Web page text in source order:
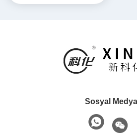
Renksiz Sodyum Silikat
Sosyal Medya